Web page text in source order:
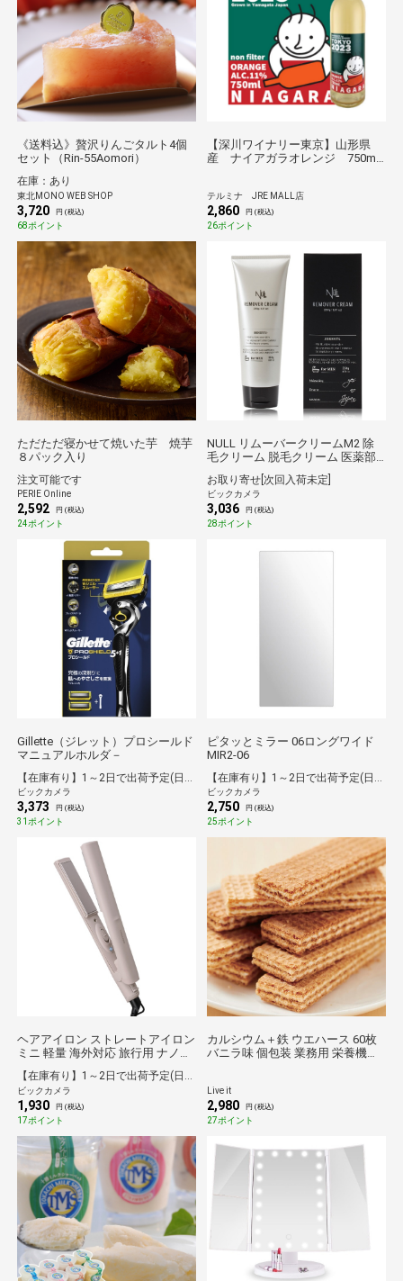
《送料込》贅沢りんごタルト4個
セット（Rin-55Aomori）
在庫：あり
東北MONO WEB SHOP
3,720 円 (税込)
68ポイント
【深川ワイナリー東京】山形県
産 ナイアガラオレンジ 750ml
テルミナ JRE MALL店
2,860 円 (税込)
26ポイント
ただただ寝かせて焼いた芋 焼芋
８パック入り
注文可能です
PERIE Online
2,592 円 (税込)
24ポイント
NULL リムーバークリームM2 除
毛クリーム 脱毛クリーム 医薬部
お取り寄せ[次回入荷未定]
ビックカメラ
3,036 円 (税込)
28ポイント
Gillette（ジレット）プロシールド
マニュアルホルダ－
【在庫有り】1～2日で出荷予定(日付指定可)
ビックカメラ
3,373 円 (税込)
31ポイント
ピタッとミラー 06ロングワイド
MIR2-06
【在庫有り】1～2日で出荷予定(日付指定可)
ビックカメラ
2,750 円 (税込)
25ポイント
ヘアアイロン ストレートアイロン
ミニ 軽量 海外対応 旅行用 ナノセ
ラミックコーティング 190℃ コン
パクト 持ち運び便利 グレージュ
グレージュ TS120A-C
【在庫有り】1～2日で出荷予定(日付指定可)
ビックカメラ
1,930 円 (税込)
17ポイント
カルシウム＋鉄 ウエハース 60枚
バニラ味 個包装 業務用 栄養機能
い 送料無料 JREポイント消化
Live it
2,980 円 (税込)
27ポイント